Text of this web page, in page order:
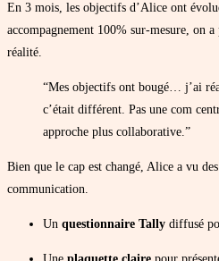
En 3 mois, les objectifs d’Alice ont
accompagnement 100% sur-mesure, on
réalité.
“Mes objectifs ont bougé… j’ai
c’était différent. Pas une com
approche plus collaborative.”
Bien que le cap est changé, Alice a vu
communication.
Un questionnaire Tally diffusé